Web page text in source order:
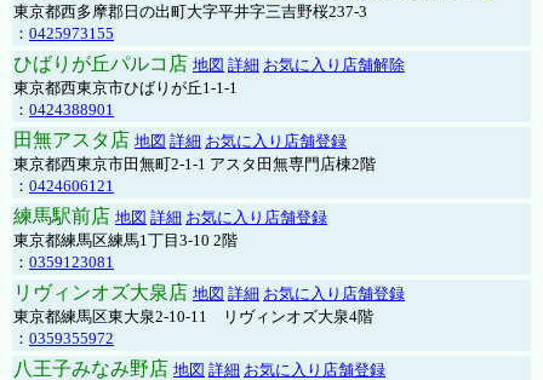
東京都西多摩郡日の出町大字平井字三吉野桜237-3
： 0425973155
ひばりが丘パルコ店 地図 詳細 お気に入り店舗解除
東京都西東京市ひばりが丘1-1-1
： 0424388901
田無アスタ店 地図 詳細 お気に入り店舗登録
東京都西東京市田無町2-1-1 アスタ田無専門店棟2階
： 0424606121
練馬駅前店 地図 詳細 お気に入り店舗登録
東京都練馬区練馬1丁目3-10 2階
： 0359123081
リヴィンオズ大泉店 地図 詳細 お気に入り店舗登録
東京都練馬区東大泉2-10-11 リヴィンオズ大泉4階
： 0359355972
八王子みなみ野店 地図 詳細 お気に入り店舗登録